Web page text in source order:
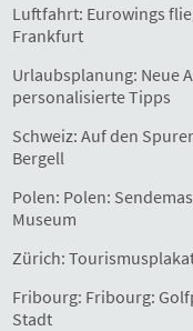
Luftfahrt: Eurowings
Frankfurt
Urlaubsplanung: Neue
personalisierte Tipps
Schweiz: Auf den
Bergell
Polen: Polen:
Museum
Zürich:
Fribourg: Fribourg:
Stadt